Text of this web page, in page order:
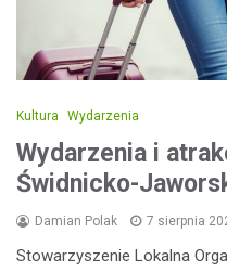
Kultura Wydarzenia
Wydarzenia i
Świdnicko-
Damian Polak 7 sierpnia
Stowarzyszenie Lokalna